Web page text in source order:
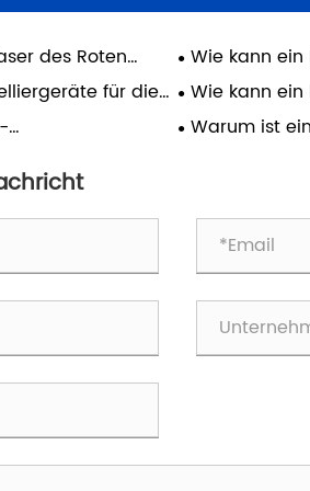
des Roten
moderner
Wie kann
die
verbessern?
für die
Wie kann
Kreuzlinie
Warum ist